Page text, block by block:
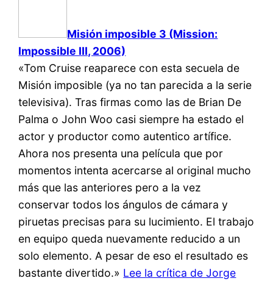
Misión imposible 3 (Mission:
Impossible III, 2006)
«Tom Cruise reaparece con esta secuela de
Misión imposible (ya no tan parecida a la serie
televisiva). Tras firmas como las de Brian De
Palma o John Woo casi siempre ha estado el
actor y productor como autentico artífice.
Ahora nos presenta una película que por
momentos intenta acercarse al original mucho
más que las anteriores pero a la vez
conservar todos los ángulos de cámara y
piruetas precisas para su lucimiento. El trabajo
en equipo queda nuevamente reducido a un
solo elemento. A pesar de eso el resultado es
bastante divertido.» Lee la crítica de Jorge